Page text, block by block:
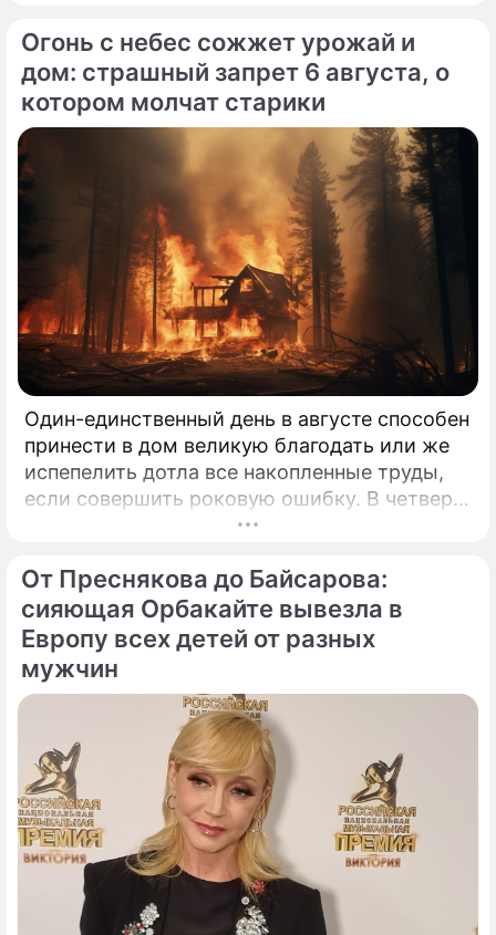
Огонь с небес сожжет урожай и
дом: страшный запрет 6 августа, о
котором молчат старики
Один-единственный день в августе способен
принести в дом великую благодать или же
испепелить дотла все накопленные труды,
если совершить роковую ошибку. В четверг,
6 августа 2026 года, православная церковь
благоверных князей-страстотерпцев Бориса
и Глеба.
От Преснякова до Байсарова:
сияющая Орбакайте вывезла в
Европу всех детей от разных
мужчин